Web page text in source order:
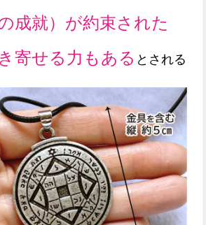
成就）が約束された
寄せる力もある とされる